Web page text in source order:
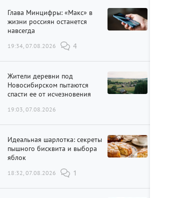
Глава Минцифры: «Макс» в
жизни россиян останется
навсегда
19:34, 07.08.2026 4
Жители деревни под
Новосибирском пытаются
спасти ее от исчезновения
19:03, 07.08.2026
Идеальная шарлотка: секреты
пышного бисквита и выбора
яблок
18:32, 07.08.2026 1